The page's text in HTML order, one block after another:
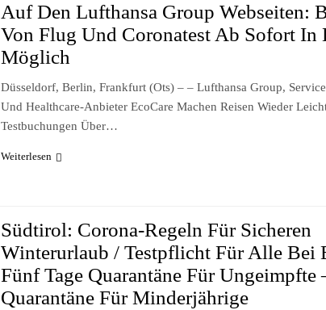
Auf Den Lufthansa Group Webseiten:
Von Flug Und Coronatest Ab Sofort In
Möglich
Düsseldorf, Berlin, Frankfurt (ots) – – Lufthansa Group,
Und Healthcare-Anbieter EcoCare Machen Reisen Wieder
Testbuchungen Über…
Weiterlesen
Südtirol: Corona-Regeln Für Sicheren
Winterurlaub / Testpflicht Für Alle Bei
Fünf Tage Quarantäne Für Ungeimpfte
Quarantäne Für Minderjährige